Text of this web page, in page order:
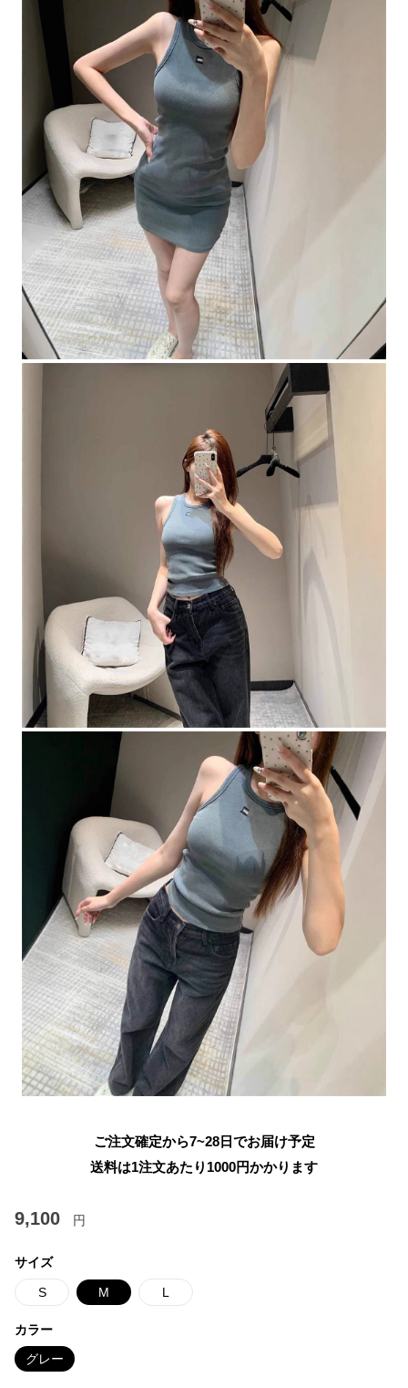
ご注文確定から7~28日でお届け予定
送料は1注文あたり 1000円かかります
9,100 円
サイズ
S M L
カラー
グレー